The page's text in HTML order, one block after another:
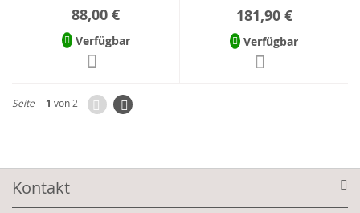
88,00 €
Verfügbar
181,90 €
Verfügbar
Seite 1 von 2 ZurückSeite
Weiter
Kontakt